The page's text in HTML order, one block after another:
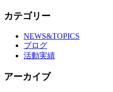
カテゴリー
NEWS&TOPICS
ブログ
活動実績
アーカイブ